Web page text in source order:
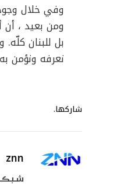
وفي خلال
ومن بعيد ،
بل للبنان
نعرفه ونؤمن
شاركها.
znn